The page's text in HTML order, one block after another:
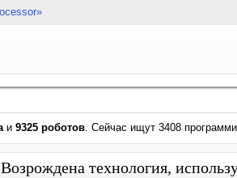
и 9325 роботов. Сейчас ищут 3408
Возрождена технология,